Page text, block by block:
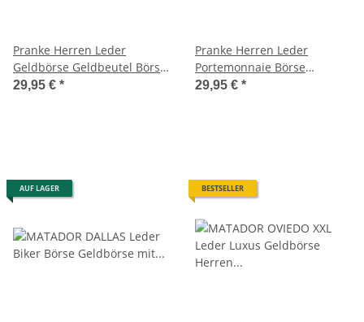
Pranke Herren Leder
Geldbörse Geldbeutel Börse
Brieftasche Portemonnaie
29,95 € *
Pranke Herren Leder
Portemonnaie Börse
Geldbörse Geldbeutel
29,95 € *
AUF LAGER BESTSELLER